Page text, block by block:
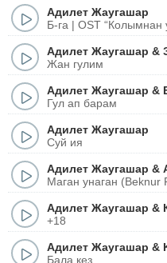
Адилет Жаугашар
Б-га | OST “Колымнан
Адилет Жаугашар &
Жан гулим
Адилет Жаугашар &
Гул ап барам
Адилет Жаугашар
Суй ия
Адилет Жаугашар &
Маган унаган (Beknur
Адилет Жаугашар &
+18
Адилет Жаугашар &
Бала кез